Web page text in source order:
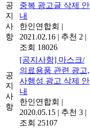
공
지
사
항
중복 광고글 삭제 안
내
한인연합회 |
2021.02.16 | 추천 2 |
조회 18026
공
지
사
항
[공지사항] 마스크/
의료용품 관련 광고,
사행성 광고 삭제 안
내
한인연합회 |
2020.05.15 | 추천 3 |
조회 25107